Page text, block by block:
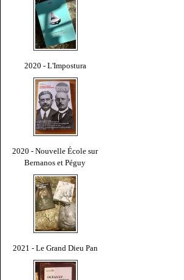
2020 - L'Impostura
2020 - Nouvelle École sur
Bernanos et Péguy
2021 - Le Grand Dieu Pan